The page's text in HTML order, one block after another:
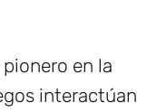
en la
interactúan